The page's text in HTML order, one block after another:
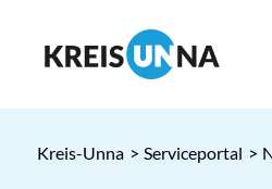
Kreis-Unna > Serviceportal >